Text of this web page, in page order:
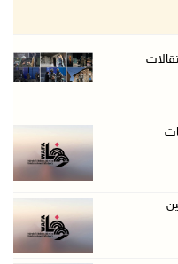
صبيح في ت ...
في قلنديا ...
على ضرورة ت ...
310 دونمات